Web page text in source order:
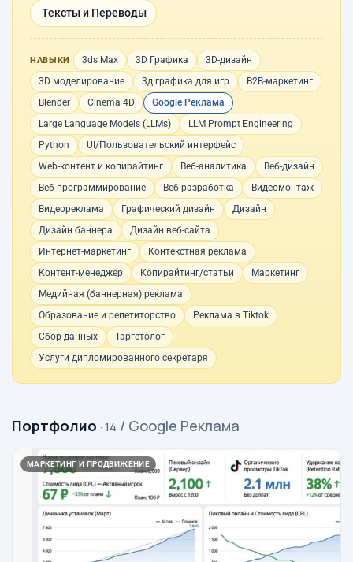
Тексты и Переводы
НАВЫКИ 3ds Max 3D Графика
3D-дизайн
3D моделирование
3д графика для игр
B2B-маркетинг
Blender
Cinema 4D
Google Реклама
Large Language Models (LLMs)
LLM Prompt Engineering
Python
UI/Пользовательский интерфейс
Web-контент и копирайтинг
Веб-аналитика
Веб-дизайн
Веб-программирование
Веб-разработка
Видеомонтаж
Видеореклама
Графический дизайн
Дизайн
Дизайн баннера
Дизайн веб-сайта
Интернет-маркетинг
Контекстная реклама
Контент-менеджер
Копирайтинг/статьи
Маркетинг
Медийная (баннерная) реклама
Образование и репетиторство
Реклама в Tiktok
Сбор данных
Таргетолог
Услуги дипломированного секретаря
Портфолио · 14 / Google Реклама
МАРКЕТИНГ И ПРОДВИЖЕНИЕ